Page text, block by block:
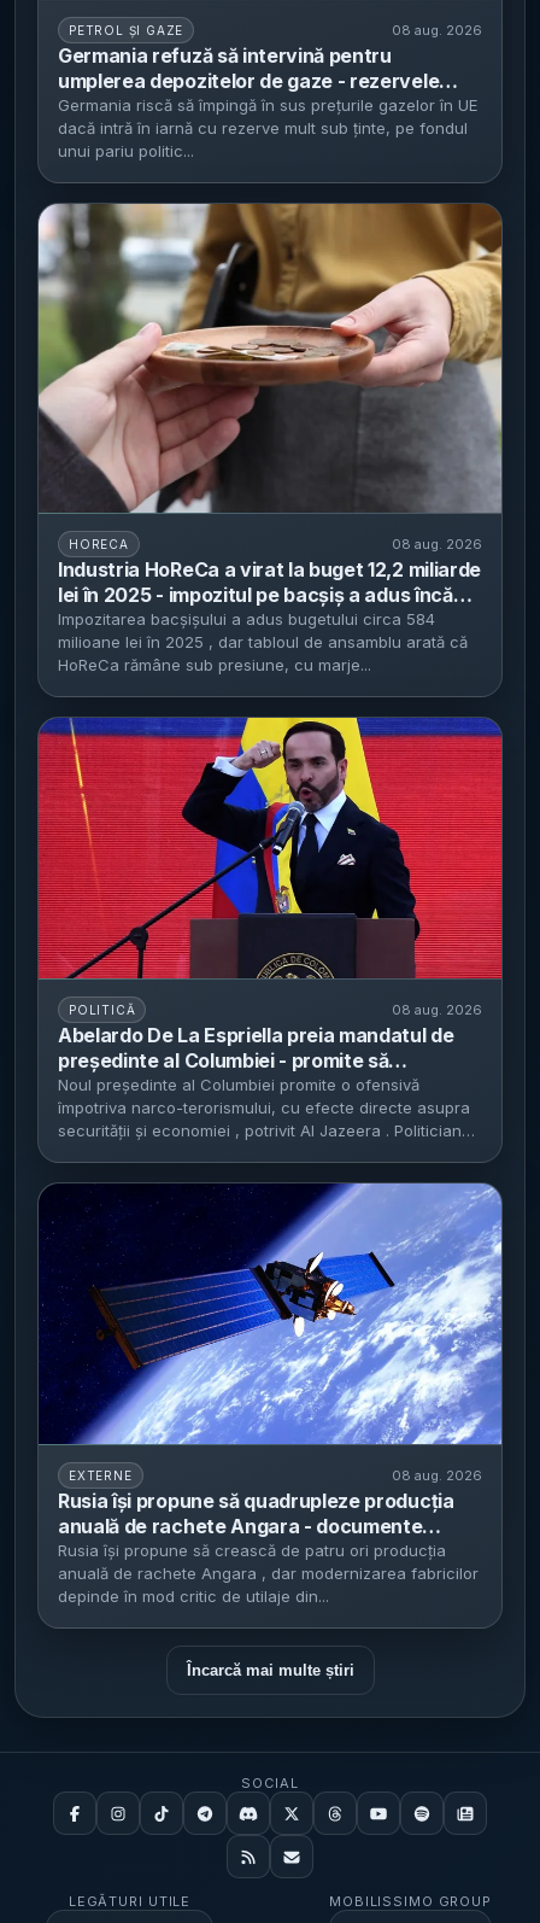
PETROL ȘI GAZE 08 aug. 2026
Germania refuză să intervină pentru
umplerea depozitelor de gaze - rezervele
sunt la 47% și cresc riscurile de prețuri mai
mari și penurii în UE la iarnă
Germania riscă să împingă în sus prețurile gazelor în UE
dacă intră în iarnă cu rezerve mult sub ținte, pe fondul
unui pariu politic...
HORECA 08 aug. 2026
Industria HoReCa a virat la buget 12,2 miliarde
lei în 2025 - impozitul pe bacșiș a adus încă
584 milioane lei
Impozitarea bacșișului a adus bugetului circa 584
milioane lei în 2025 , dar tabloul de ansamblu arată că
HoReCa rămâne sub presiune, cu marje...
POLITICĂ 08 aug. 2026
Abelardo De La Espriella preia mandatul de
președinte al Columbiei - promite să
„zdrobească” narco-terorismul și să apropie
țara de SUA și Donald Trump
Noul președinte al Columbiei promite o ofensivă
împotriva narco-terorismului, cu efecte directe asupra
securității și economiei , potrivit Al Jazeera . Politicianul
EXTERNE 08 aug. 2026
Rusia își propune să quadrupleze producția
anuală de rachete Angara - documente
interne indică o dependență critică de utilaje
chinezești
Rusia își propune să crească de patru ori producția
anuală de rachete Angara , dar modernizarea fabricilor
depinde în mod critic de utilaje din...
Încarcă mai multe știri
LEGĂTURI UTILE
SOCIAL
MOBILISSIMO GROUP